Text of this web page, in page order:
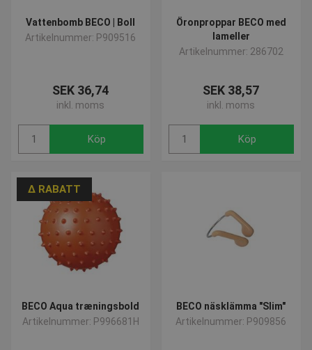
Vattenbomb BECO | Boll
Artikelnummer: P909516
SEK 36,74
inkl. moms
Köp
Öronproppar BECO med
lameller
Artikelnummer: 286702
SEK 38,57
inkl. moms
Köp
∆ RABATT
BECO Aqua træningsbold
Artikelnummer: P996681H
BECO näsklämma "Slim"
Artikelnummer: P909856